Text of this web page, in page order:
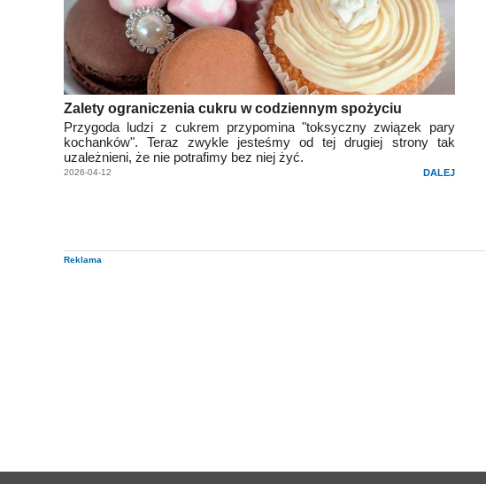
Zalety ograniczenia cukru w codziennym spożyciu
Przygoda ludzi z cukrem przypomina "toksyczny związek pary
kochanków". Teraz zwykle jesteśmy od tej drugiej strony tak
uzależnieni, że nie potrafimy bez niej żyć.
2026-04-12 DALEJ
Reklama